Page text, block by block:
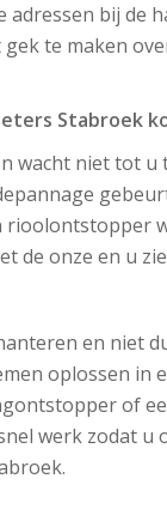
adressen bij de
te maken
Stabroek
wacht niet tot
de onze en u
en niet
oplossen in
of
werk zodat